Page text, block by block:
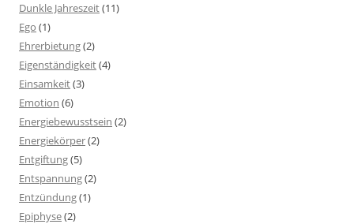
Dunkle Jahreszeit(11)
Ego (1)
Ehrerbietung(2)
Eigenständigkeit(4)
Einsamkeit(3)
Emotion (6)
Energiebewusstsein (2)
Energiekörper(2)
Entgiftung(5)
Entspannung(2)
Entzündung(1)
Epiphyse(2)